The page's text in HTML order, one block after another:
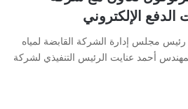
الإلكتروني
مجلس إدارة الشركة القابضة لمياه
أحمد عنايت الرئيس التنفيذي لشركة